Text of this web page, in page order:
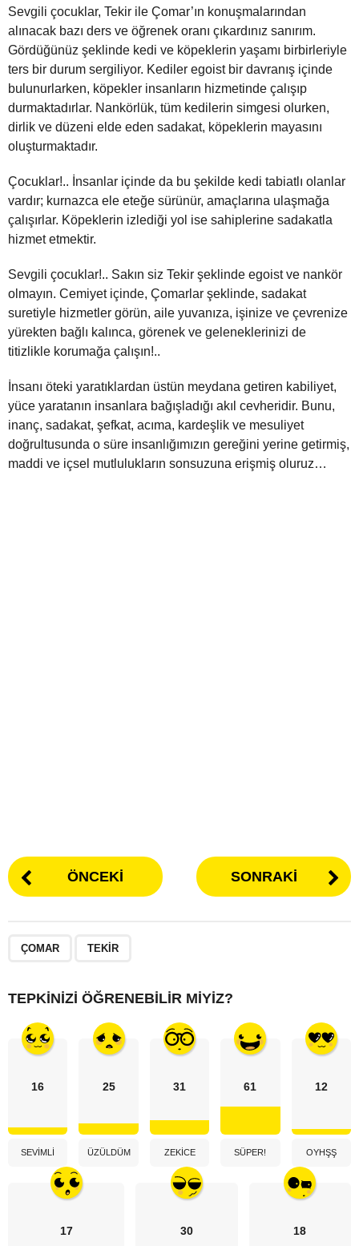
Sevgili çocuklar, Tekir ile Çomar’ın konuşmalarından
alınacak bazı ders ve öğrenek oranı çıkardınız sanırım.
Gördüğünüz şeklinde kedi ve köpeklerin yaşamı birbirleriyle
ters bir durum sergiliyor. Kediler egoist bir davranış içinde
bulunurlarken, köpekler insanların hizmetinde çalışıp
durmaktadırlar. Nankörlük, tüm kedilerin simgesi olurken,
dirlik ve düzeni elde eden sadakat, köpeklerin mayasını
oluşturmaktadır.
Çocuklar!.. İnsanlar içinde da bu şekilde kedi tabiatlı olanlar
vardır; kurnazca ele eteğe sürünür, amaçlarına ulaşmağa
çalışırlar. Köpeklerin izlediği yol ise sahiplerine sadakatla
hizmet etmektir.
Sevgili çocuklar!.. Sakın siz Tekir şeklinde egoist ve nankör
olmayın. Cemiyet içinde, Çomarlar şeklinde, sadakat
suretiyle hizmetler görün, aile yuvanıza, işinize ve çevrenize
yürekten bağlı kalınca, görenek ve geleneklerinizi de
titizlikle korumağa çalışın!..
İnsanı öteki yaratıklardan üstün meydana getiren kabiliyet,
yüce yaratanın insanlara bağışladığı akıl cevheridir. Bunu,
inanç, sadakat, şefkat, acıma, kardeşlik ve mesuliyet
doğrultusunda o süre insanlığımızın gereğini yerine getirmiş,
maddi ve içsel mutlulukların sonsuzuna erişmiş oluruz…
ÖNCEKI SONRAKI
ÇOMAR TEKIR
TEPKINIZI ÖĞRENEBILIR MIYIZ?
16
SEVIMLI
25
ÜZÜLDÜM
31
ZEKICE
61
SÜPER!
12
OYHŞŞ
17 30 18